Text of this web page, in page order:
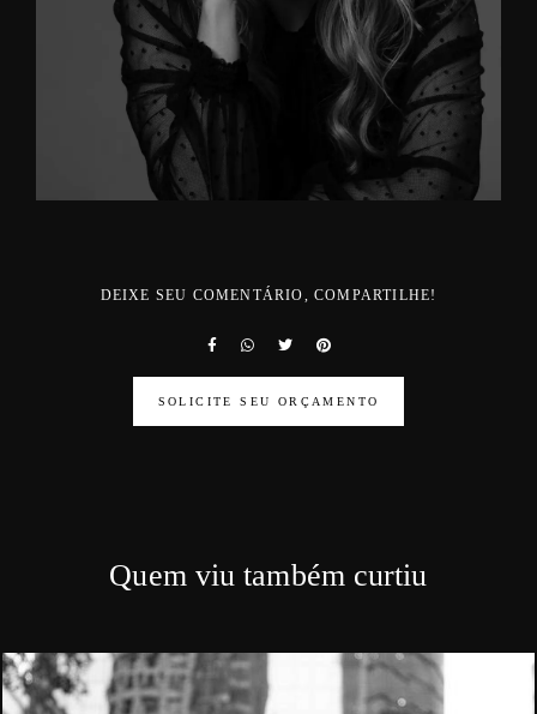
DEIXE SEU COMENTÁRIO, COMPARTILHE!
SOLICITE SEU ORÇAMENTO
Quem viu também curtiu